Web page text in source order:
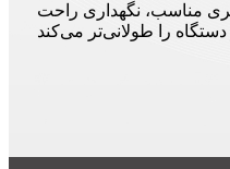
مناسب، نگهداری راحت